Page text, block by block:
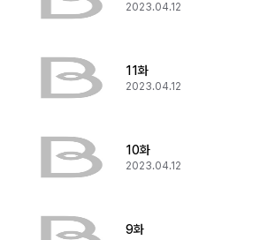
2023.04.12
11화
2023.04.12
10화
2023.04.12
9화